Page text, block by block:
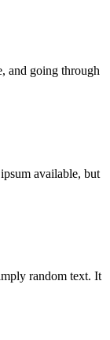
and going through
available, but
random text. It